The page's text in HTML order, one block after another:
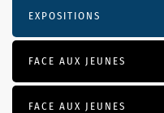
EXPOSITIONS
FACE AUX JEUNES
FACE AUX JEUNES